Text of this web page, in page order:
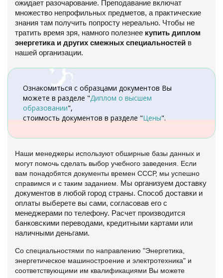
ожидает разочарование. Преподавание включат
множество непрофильных предметов, а практические
знания там получить попросту нереально. Чтобы не
тратить время зря, намного полезнее купить диплом
энергетика и других смежных специальностей в
нашей организации.
Ознакомиться с образцами документов Вы
можете в разделе "Диплом о высшем
образовании",
стоимость документов в разделе "Цены".
Наши менеджеры используют обширные базы данных и
могут помочь сделать выбор учебного заведения. Если
вам понадобятся документы времен СССР, мы успешно
справимся и с таким заданием.
Мы организуем доставку
документов в любой город страны. Способ доставки и
оплаты выберете вы сами, согласовав его с
менеджерами по телефону. Расчет производится
банковскими переводами, кредитными картами или
наличными деньгами.
Со специальностями по направлению "Энергетика,
энергетическое машиностроение и электротехника" и
соответствующими им квалификациями Вы можете